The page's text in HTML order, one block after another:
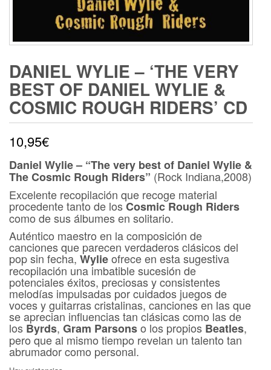
DANIEL WYLIE – ‘THE VERY
BEST OF DANIEL WYLIE &
COSMIC ROUGH RIDERS’ CD
10,95€
Daniel Wylie – “The very best of Daniel Wylie &
The Cosmic Rough Riders” (Rock Indiana,2008)
Excelente recopilación que recoge material
procedente tanto de losCosmic Rough Riders
como de sus álbumes en solitario.
Auténtico maestro en la composición de
canciones que parecen verdaderos clásicos del
pop sin fecha, Wylieofrece en esta sugestiva
recopilación una imbatible sucesión de
potenciales éxitos, preciosas y consistentes
melodías impulsadas por cuidados juegos de
voces y guitarras cristalinas, canciones en las que
se aprecian influencias tan clásicas como las de
los Byrds, Gram Parsonso los propios Beatles,
pero que al mismo tiempo revelan un talento tan
abrumador como personal.